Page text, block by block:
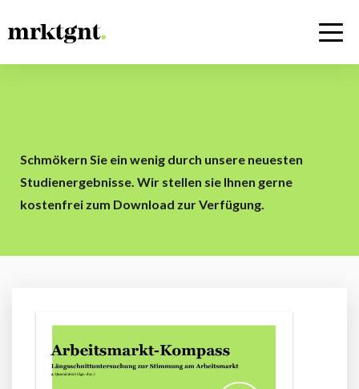
Schmökern Sie ein wenig durch unsere neuesten
Studienergebnisse. Wir stellen sie Ihnen gerne
kostenfrei zum Download zur Verfügung.